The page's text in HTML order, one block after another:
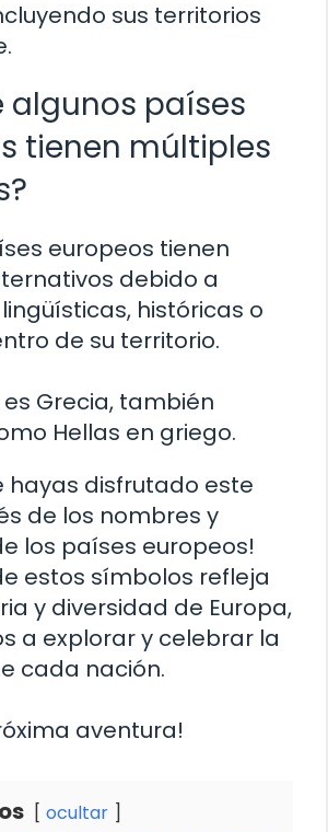
sus territorios
algunos países
tienen múltiples
europeos tienen
debido a
históricas o
de su territorio.
Grecia, también
Hellas en griego.
hayas disfrutado este
de los nombres y
los países europeos!
estos símbolos refleja
y diversidad de Europa,
a explorar y celebrar la
cada nación.
aventura!
ocultar